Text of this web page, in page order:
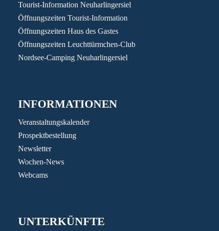
Tourist-Information Neuharlingersiel
Öffnungszeiten Tourist-Information
Öffnungszeiten Haus des Gastes
Öffnungszeiten Leuchttürmchen-Club
Nordsee-Camping Neuharlingersiel
INFORMATIONEN
Veranstaltungskalender
Prospektbestellung
Newsletter
Wochen-News
Webcams
UNTERKÜNFTE